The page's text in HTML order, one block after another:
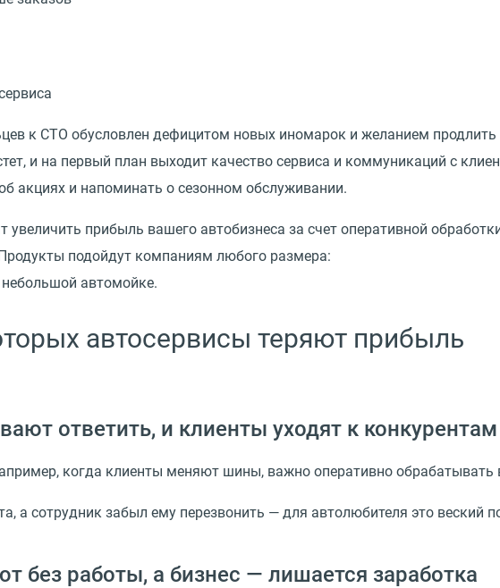
к СТО обусловлен дефицитом новых иномарок и желанием
и на первый план выходит качество сервиса и коммуникаций с
акциях и напоминать о сезонном обслуживании.
увеличить прибыль вашего автобизнеса за счет оперативной
подойдут компаниям любого размера:
автомойке.
автосервисы теряют прибыль
ответить, и клиенты уходят к конкурентам
когда клиенты меняют шины, важно оперативно
а сотрудник забыл ему перезвонить — для автолюбителя это веский
без работы, а бизнес — лишается заработка